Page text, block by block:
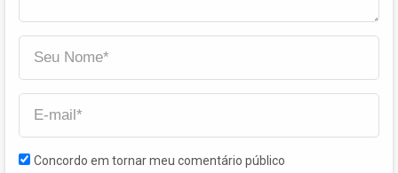
Concordo em tornar meu comentário público